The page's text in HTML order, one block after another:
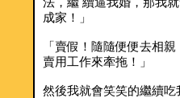
成家！」
「賣假！隨隨便便去相
賣用工作來牽拖！」
然後我就會笑笑的繼續